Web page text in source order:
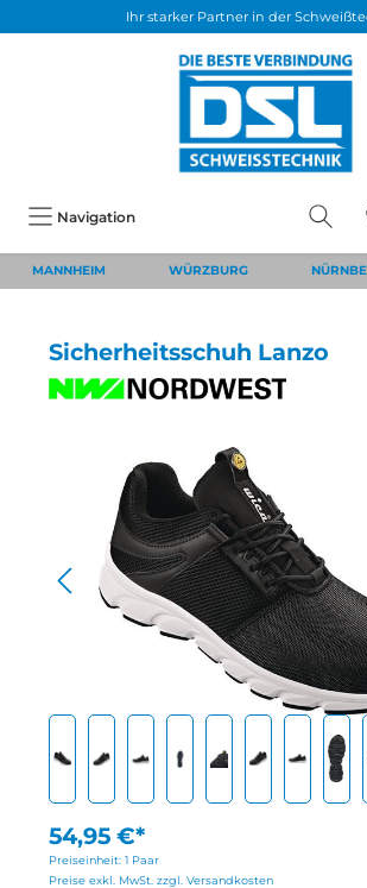
Ihr starker Partner in der
Navigation
MANNHEIM WÜRZBURG
Sicherheitsschuh Lanzo
54,95 €*
Preiseinheit: 1 Paar
Preise exkl. MwSt. zzgl. Versandkosten